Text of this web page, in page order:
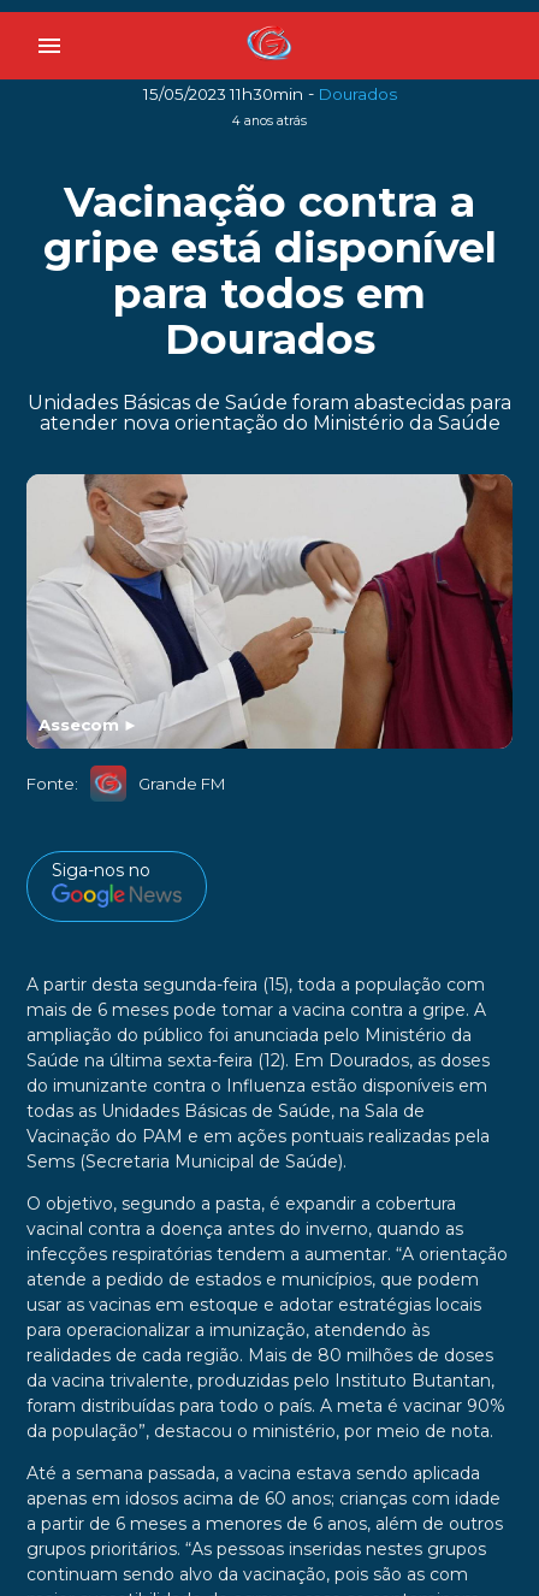
menu
15/05/2023 11h30min - Dourados
4 anos atrás
Vacinação contra a
gripe está disponível
para todos em
Dourados
Unidades Básicas de Saúde foram abastecidas para
atender nova orientação do Ministério da Saúde
Assecom ►
Fonte: Grande FM
Siga-nos no
A partir desta segunda-feira (15), toda a população com
mais de 6 meses pode tomar a vacina contra a gripe. A
ampliação do público foi anunciada pelo Ministério da
Saúde na última sexta-feira (12). Em Dourados, as doses
do imunizante contra o Influenza estão disponíveis em
todas as Unidades Básicas de Saúde, na Sala de
Vacinação do PAM e em ações pontuais realizadas pela
Sems (Secretaria Municipal de Saúde).
O objetivo, segundo a pasta, é expandir a cobertura
vacinal contra a doença antes do inverno, quando as
infecções respiratórias tendem a aumentar. “A orientação
atende a pedido de estados e municípios, que podem
usar as vacinas em estoque e adotar estratégias locais
para operacionalizar a imunização, atendendo às
realidades de cada região. Mais de 80 milhões de doses
da vacina trivalente, produzidas pelo Instituto Butantan,
foram distribuídas para todo o país. A meta é vacinar 90%
da população”, destacou o ministério, por meio de nota.
Até a semana passada, a vacina estava sendo aplicada
apenas em idosos acima de 60 anos; crianças com idade
a partir de 6 meses a menores de 6 anos, além de outros
grupos prioritários. “As pessoas inseridas nestes grupos
continuam sendo alvo da vacinação, pois são as com